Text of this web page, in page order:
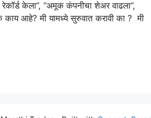
केला”, “अमूक कंपनीचा शेअर वाढला”,
काय आहे? मी यामध्ये सुरुवात करावी का ? मी